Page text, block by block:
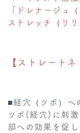
「ドレナージュ
ストレッチ（リリ
【ストレート
■経穴（ツボ）へ
ツボ(経穴)に刺
部への効果を促し